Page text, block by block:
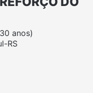
anos)
RS